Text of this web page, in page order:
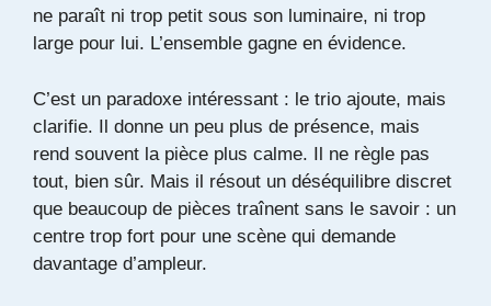
ne paraît ni trop petit sous son luminaire, ni trop
large pour lui. L’ensemble gagne en évidence.
C’est un paradoxe intéressant : le trio ajoute, mais
clarifie. Il donne un peu plus de présence, mais
rend souvent la pièce plus calme. Il ne règle pas
tout, bien sûr. Mais il résout un déséquilibre discret
que beaucoup de pièces traînent sans le savoir : un
centre trop fort pour une scène qui demande
davantage d’ampleur.